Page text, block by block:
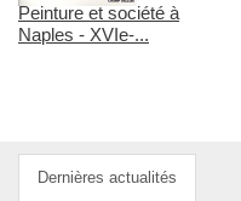
Peinture et société à
Naples - XVIe-...
Dernières actualités